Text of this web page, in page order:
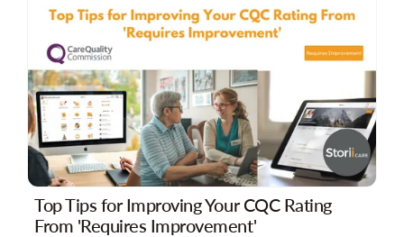
Top Tips for Improving Your CQC Rating
From 'Requires Improvement'